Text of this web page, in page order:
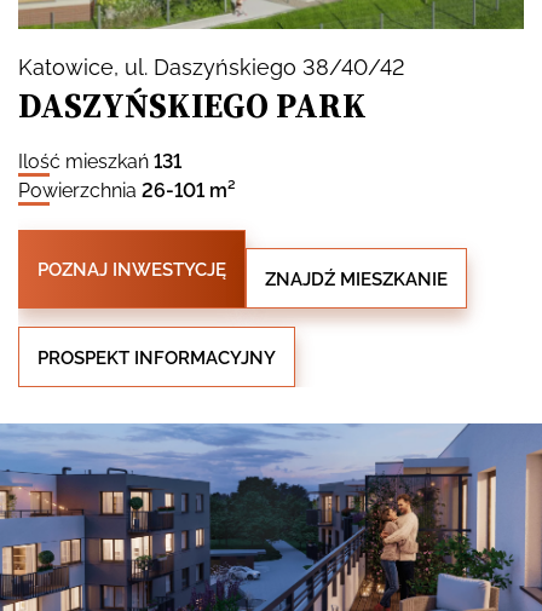
Katowice, ul. Daszyńskiego 38/40/42
DASZYŃSKIEGO PARK
Ilość mieszkań 131
Powierzchnia 26-101 m²
POZNAJ INWESTYCJĘ ZNAJDŹ MIESZKANIE
PROSPEKT INFORMACYJNY